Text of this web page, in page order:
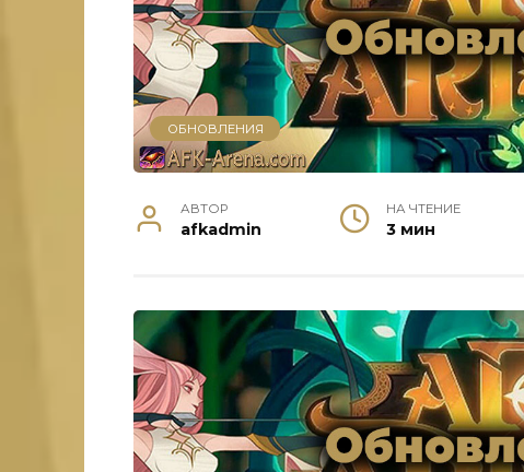
ОБНОВЛЕНИЯ
АВТОР
afkadmin
НА ЧТЕНИЕ
3 мин